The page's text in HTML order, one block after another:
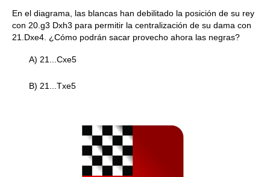
En el diagrama, las blancas han debilitado la posición de su rey
con 20.g3 Dxh3 para permitir la centralización de su dama con
21.Dxe4. ¿Cómo podrán sacar provecho ahora las negras?
A) 21...Cxe5
B) 21...Txe5